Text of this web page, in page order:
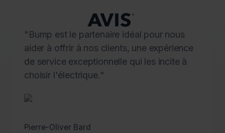
"Bump est le partenaire idéal pour nous
aider à offrir à nos clients, une expérience
de service exceptionnelle qui les incite à
choisir l'électrique."
Pierre-Oliver Bard